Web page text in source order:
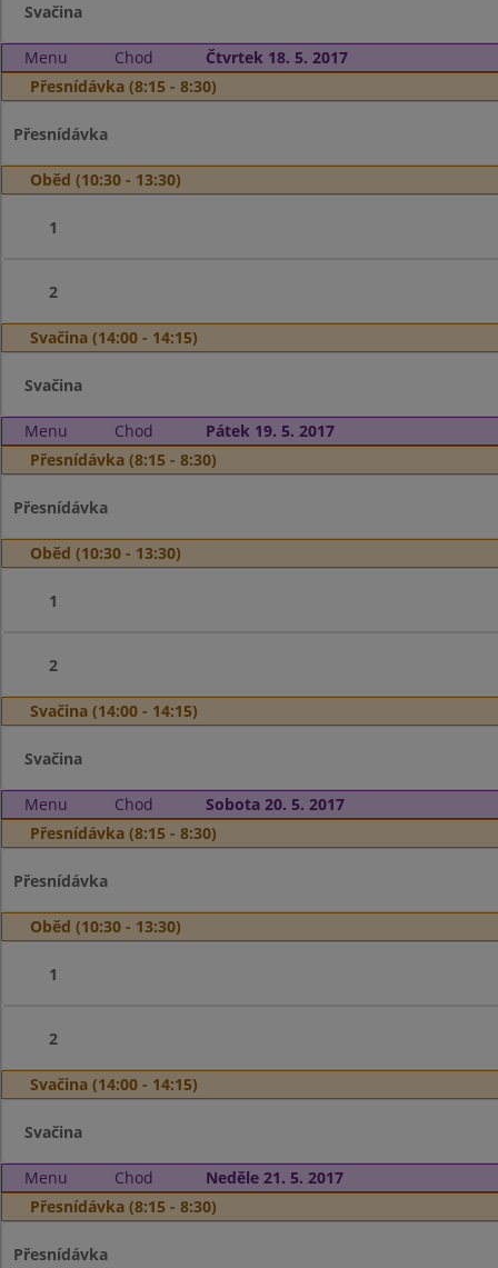
Svačina
Menu Chod
Čtvrtek 18. 5. 2017
Přesnídávka (8:15 - 8:30)
Přesnídávka
Oběd (10:30 - 13:30)
1
2
Svačina (14:00 - 14:15)
Svačina
Menu Chod
Pátek 19. 5. 2017
Přesnídávka (8:15 - 8:30)
Přesnídávka
Oběd (10:30 - 13:30)
1
2
Svačina (14:00 - 14:15)
Svačina
Menu Chod
Sobota 20. 5. 2017
Přesnídávka (8:15 - 8:30)
Přesnídávka
Oběd (10:30 - 13:30)
1
2
Svačina (14:00 - 14:15)
Svačina
Menu Chod
Neděle 21. 5. 2017
Přesnídávka (8:15 - 8:30)
Přesnídávka